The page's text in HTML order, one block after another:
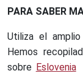
PARA SABER
Utiliza el
Hemos
sobre Eslovenia